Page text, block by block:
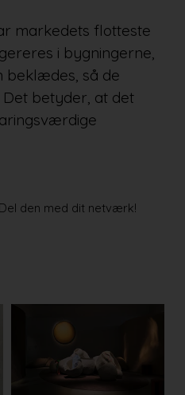
markedets flotteste
i bygningerne,
beklædes, så de
betyder, at det
den med dit netværk!